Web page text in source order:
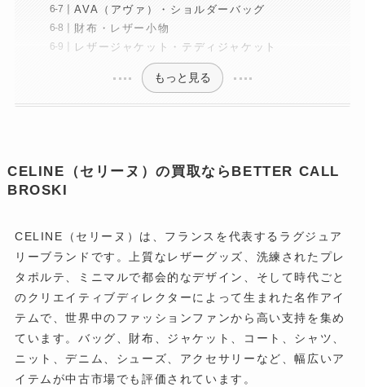
AVA（アヴァ）・ショルダーバッグ
財布・レザー小物
レザージャケット・テディジャケット
もっと見る
CELINE（セリーヌ）の買取ならBETTER CALL
BROSKI
CELINE（セリーヌ）は、フランスを代表するラグジュア
リーブランドです。上質なレザーグッズ、洗練されたプレ
タポルテ、ミニマルで都会的なデザイン、そして時代ごと
のクリエイティブディレクターによって生まれた名作アイ
テムで、世界中のファッションファンから高い支持を集め
ています。バッグ、財布、ジャケット、コート、シャツ、
ニット、デニム、シューズ、アクセサリーなど、幅広いア
イテムが中古市場でも評価されています。